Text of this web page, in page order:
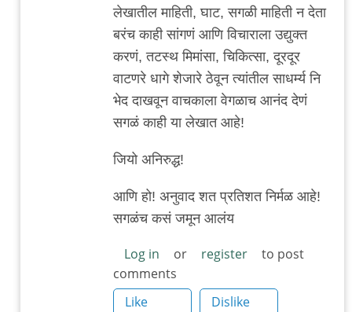
by
विसुनाना
लेखातील माहिती, घाट, सगळी माहिती न देता
बरंच काही सांगणं आणि विचाराला उद्युक्त
करणं, तटस्थ मिमांसा, चिकित्सा, दूरदूर
वाटणरे धागे शेजारे ठेवून त्यांतील साधर्म्य नि
भेद दाखवून वाचकाला वेगळाच आनंद देणं
सगळं काही या लेखात आहे!
जियो अनिरुद्ध!
आणि हो! अनुवाद शत प्रतिशत निर्मळ आहे!
सगळंच कसं जमून आलंय
Log in or register
to post
comments
Like
Dislike